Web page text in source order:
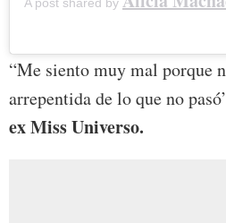
A post shared by
“Me siento muy mal porque
arrepentida de lo que no
ex Miss Universo.